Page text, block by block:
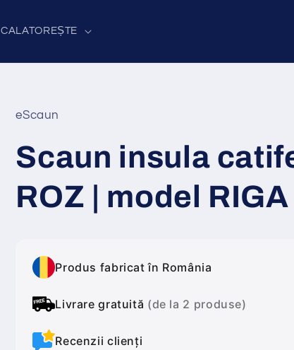
CALATOREȘTE
eScaun
Scaun insula
ROZ | model RIGA
Produs fabricat în România
Livrare gratuită (de la 2 produse)
Recenzii clienți